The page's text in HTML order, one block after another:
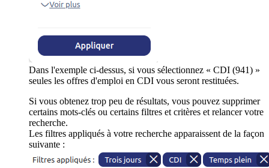
Dans l'exemple ci-dessus, si vous sélectionnez « CDI (941) »
seules les offres d'emploi en CDI vous seront restituées.
Si vous obtenez trop peu de résultats, vous pouvez supprimer
certains mots-clés ou certains filtres et critères et relancer votre
recherche.
Les filtres appliqués à votre recherche apparaissent de la façon
suivante :